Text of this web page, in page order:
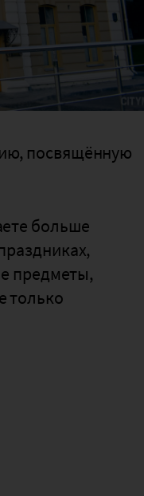
посвящённую
больше
предметы,
только